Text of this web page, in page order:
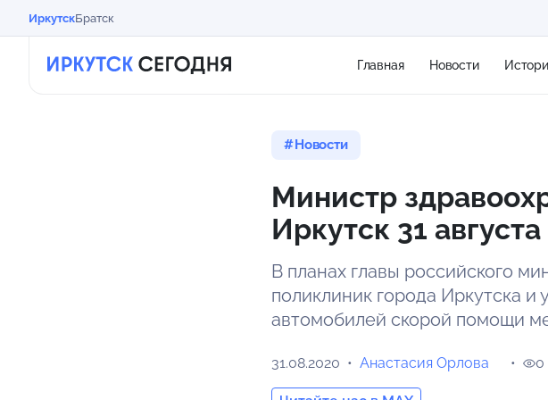
ИркутскБратск
Главная Новости
Новости
Министр
Иркутск 31 августа
В планах главы российского
поликлиник города Иркутска
автомобилей скорой помощи
31.08.2020 Анастасия Орлова 0